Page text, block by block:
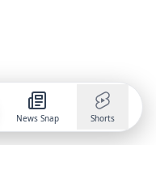
News Snap Shorts